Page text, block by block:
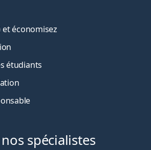
et économisez
étudiants
spécialistes